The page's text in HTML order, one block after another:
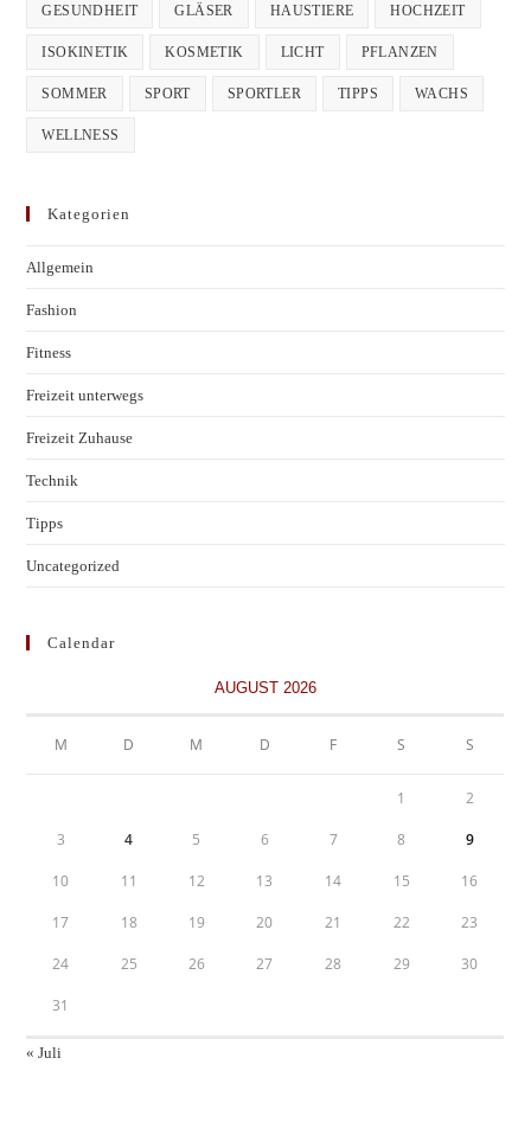
GESUNDHEIT GLÄSER HAUSTIERE HOCHZEIT
ISOKINETIK KOSMETIK LICHT PFLANZEN
SOMMER SPORT SPORTLER TIPPS WACHS
WELLNESS
Kategorien
Allgemein
Fashion
Fitness
Freizeit unterwegs
Freizeit Zuhause
Technik
Tipps
Uncategorized
Calendar
AUGUST 2026
M D M D F S S
1 2
3 4 5 6 7 8 9
10 11 12 13 14 15 16
17 18 19 20 21 22 23
24 25 26 27 28 29 30
31
« Juli